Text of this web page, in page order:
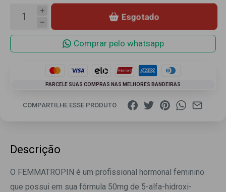
Esgotado
Comprar pelo whatsapp
PARCELE SUAS COMPRAS NAS MELHORES BANDEIRAS
COMPARTILHE ESSE PRODUTO
Descrição
O FEMMATROPIN é um profissional hormonal feminino
que possui em sua fórmula 50mg de 5-alfa-hidroxi-